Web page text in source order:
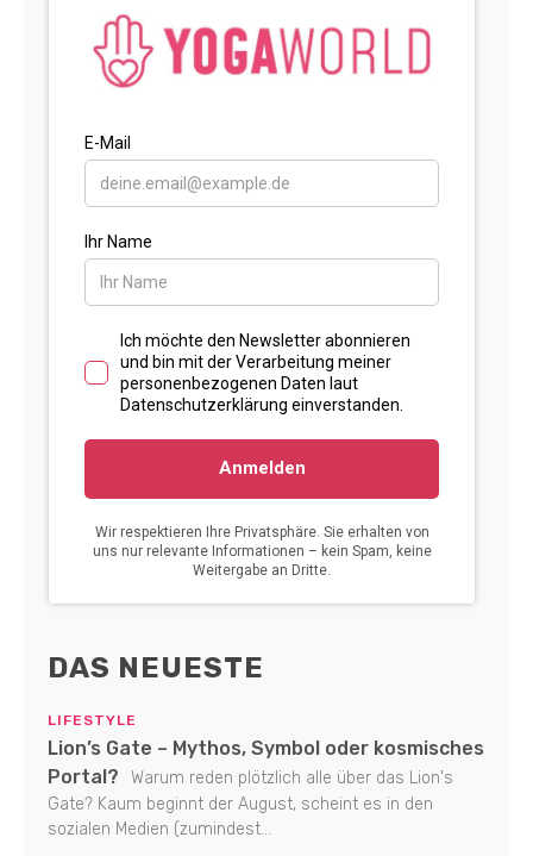
DAS NEUESTE
LIFESTYLE
Lion’s Gate – Mythos, Symbol oder kosmisches
Portal?
Warum reden plötzlich alle über das Lion's
Gate? Kaum beginnt der August, scheint es in den
sozialen Medien (zumindest...